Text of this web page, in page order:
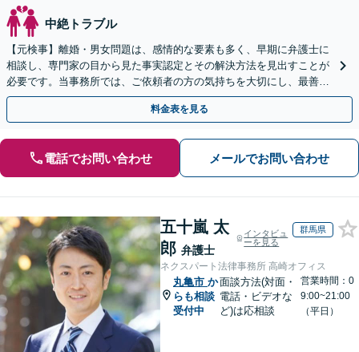
中絶トラブル
【元検事】離婚・男女問題は、感情的な要素も多く、早期に弁護士に
相談し、専門家の目から見た事実認定とその解決方法を見出すことが
必要です。当事務所では、ご依頼者の方の気持ちを大切にし、最善の
選択肢をご提案して、迅速・的確な問題解決を目指します。
料金表を見る
電話でお問い合わせ メールでお問い合わせ
五十嵐 太
郎 弁護士
インタビュ
ーを見る
群馬県
ネクスパート法律事務所 高崎オフィス
丸亀市 か
らも相談
受付中
面談方法(対面・
電話・ビデオな
ど)は応相談
営業時間：0
9:00~21:00
（平日）